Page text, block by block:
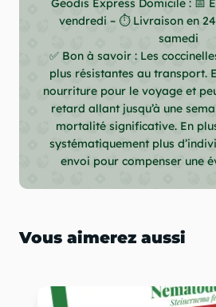
Geodis Express Domicile : 📅
vendredi – ⏱ Livraison en
samedi
✅ Bon à savoir : Les
plus résistantes au transport.
nourriture pour le voyage et
retard allant jusqu’à une
mortalité significative. En
systématiquement plus
envoi pour compenser une
Vous aimerez aussi